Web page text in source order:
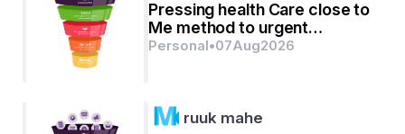
Pressing health Care close to
Me method to urgent
scientific goals
Personal•07Aug2026
ruuk mahe